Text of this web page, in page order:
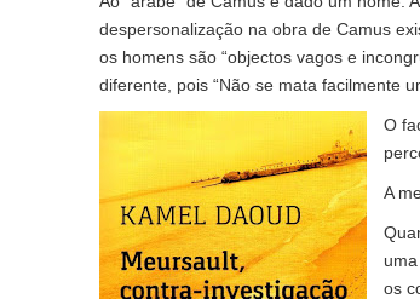
despersonalização na obra de Camus
os homens são “objectos vagos e
diferente, pois “Não se mata facilmente
O
A
os